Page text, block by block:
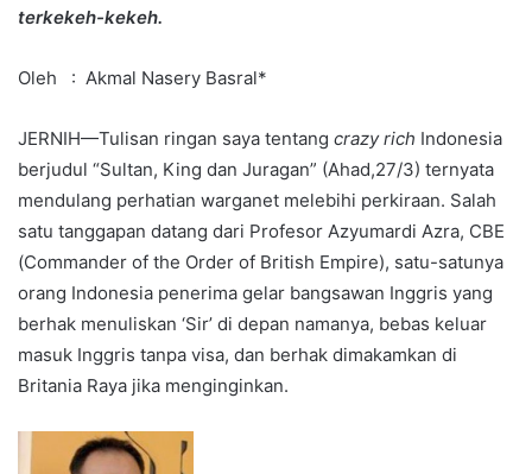
terkekeh-kekeh.
Oleh : Akmal Nasery Basral*
JERNIH—Tulisan ringan saya tentang crazy rich Indonesia
berjudul “Sultan, King dan Juragan” (Ahad,27/3) ternyata
mendulang perhatian warganet melebihi perkiraan. Salah
satu tanggapan datang dari Profesor Azyumardi Azra, CBE
(Commander of the Order of British Empire), satu-satunya
orang Indonesia penerima gelar bangsawan Inggris yang
berhak menuliskan ‘Sir’ di depan namanya, bebas keluar
masuk Inggris tanpa visa, dan berhak dimakamkan di
Britania Raya jika menginginkan.